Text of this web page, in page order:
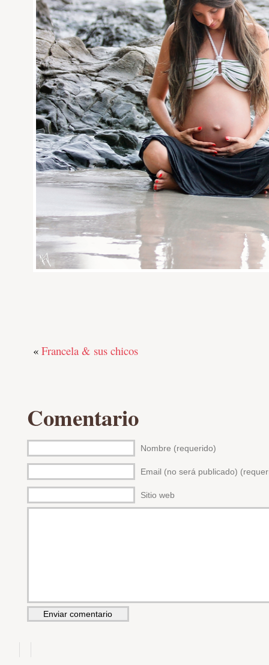
« Francela & sus chicos
Comentario
Nombre (requerido)
Email (no será publicado)
Sitio web